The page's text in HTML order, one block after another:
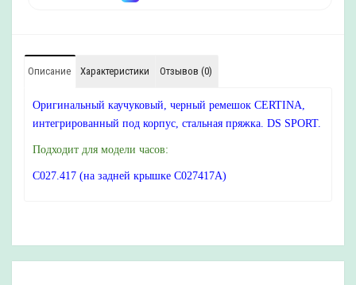
Описание Характеристики Отзывов (0)
Оригинальный каучуковый, черный ремешок CERTINA,
интегрированный под корпус, стальная пряжка. DS SPORT.
Подходит для модели часов:
C027.417 (на задней крышке C027417A)